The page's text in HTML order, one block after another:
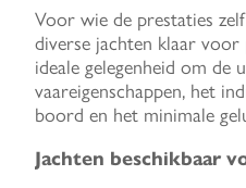
Voor wie de prestaties
diverse jachten klaar
ideale gelegenheid om de
vaareigenschappen, het
boord en het minimale
Jachten beschikbaar